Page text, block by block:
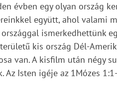
évben egy olyan ország
együtt, ahol valami
ismerkedhettünk
kis ország Dél-
van. A kisfilm után négy
Az Isten igéje az 1Mózes